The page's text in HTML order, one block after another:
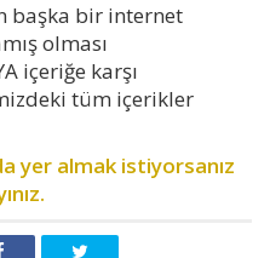
başka bir internet
olması
içeriğe karşı
tüm içerikler
yer almak istiyorsanız